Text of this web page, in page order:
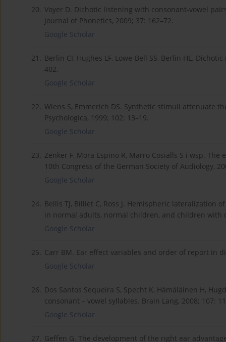
20. Voyer D. Dichotic listening with consonant-vowel
Journal of Phonetics, 2009; 37: 162–72.
Google Scholar
21. Berlin CI, Hughes LF, Lowe-Bell SS, Berlin HL.
402.
Google Scholar
22. Wiens S, Emmerich DS. Synthetic stimuli attenuate
Psychologica, 1999; 102: 13–19.
Google Scholar
23. Zenker F, Mora Espino R, Marro Cosialls S i wsp.
10th Congress of the German Society of Audiology,
Google Scholar
24. Bellis TJ, Billiet C, Ross J. Hemispheric
in normal adults, normal children, and children with
Google Scholar
25. Carr BM. Ear effect variables and order of report in
Google Scholar
26. Dos Santos Sequeira S, Specht K, Hämäläinen H,
consonant – vowel syllables. Brain Lang, 2008; 107:
Google Scholar
27. Geffen G. The development of the right ear